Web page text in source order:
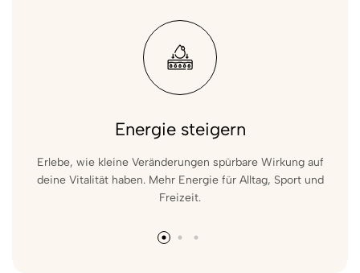
Energie steigern
Erlebe, wie kleine Veränderungen spürbare Wirkung auf
deine Vitalität haben. Mehr Energie für Alltag, Sport und
Freizeit.